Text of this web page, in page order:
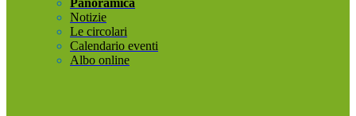
Panoramica
Notizie
Le circolari
Calendario eventi
Albo online